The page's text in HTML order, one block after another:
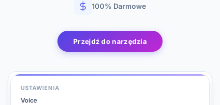
100% Darmowe
Przejdź do narzędzia
USTAWIENIA
Voice